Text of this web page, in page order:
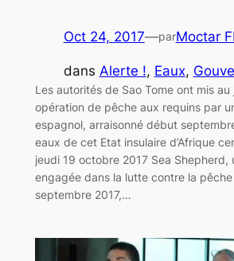
Oct 24, 2017—parMoctar
dans Alerte !, Eaux,
Les autorités de Sao Tome ont mis
opération de pêche aux requins par
espagnol, arraisonné début
eaux de cet Etat insulaire d’Afrique
jeudi 19 octobre 2017 Sea Shepherd,
engagée dans la lutte contre la
septembre 2017,…